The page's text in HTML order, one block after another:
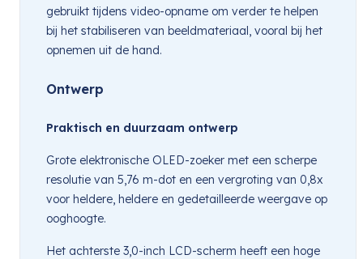
gebruikt tijdens video-opname om verder te helpen
bij het stabiliseren van beeldmateriaal, vooral bij het
opnemen uit de hand.
Ontwerp
Praktisch en duurzaam ontwerp
Grote elektronische OLED-zoeker met een scherpe
resolutie van 5,76 m-dot en een vergroting van 0,8x
voor heldere, heldere en gedetailleerde weergave op
ooghoogte.
Het achterste 3,0-inch LCD-scherm heeft een hoge